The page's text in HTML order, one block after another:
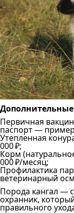
Первичная
паспорт —
Утепленная
000 ₽;
Корм
000 ₽/месяц;
Профилактика
ветеринарный
Порода кангал —
охранник,
правильного